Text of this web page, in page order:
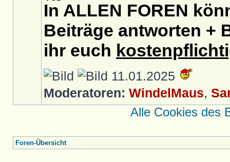
In ALLEN FOREN
Beiträge antworten +
ihr euch
11.01.2025
Moderatoren: WindelMaus,
Alle Cookies des
Foren-Übersicht